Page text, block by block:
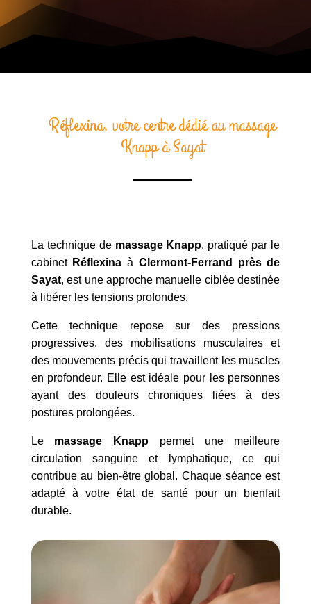
Réflexina, votre centre dédié au massage
Knapp à Sayat
La technique de massage Knapp, pratiqué par le
cabinet Réflexina à Clermont-Ferrand près de
Sayat, est une approche manuelle ciblée destinée
à libérer les tensions profondes.
Cette technique repose sur des pressions
progressives, des mobilisations musculaires et
des mouvements précis qui travaillent les muscles
en profondeur. Elle est idéale pour les personnes
ayant des douleurs chroniques liées à des
postures prolongées.
Le massage Knapp permet une meilleure
circulation sanguine et lymphatique, ce qui
contribue au bien-être global. Chaque séance est
adapté à votre état de santé pour un bienfait
durable.